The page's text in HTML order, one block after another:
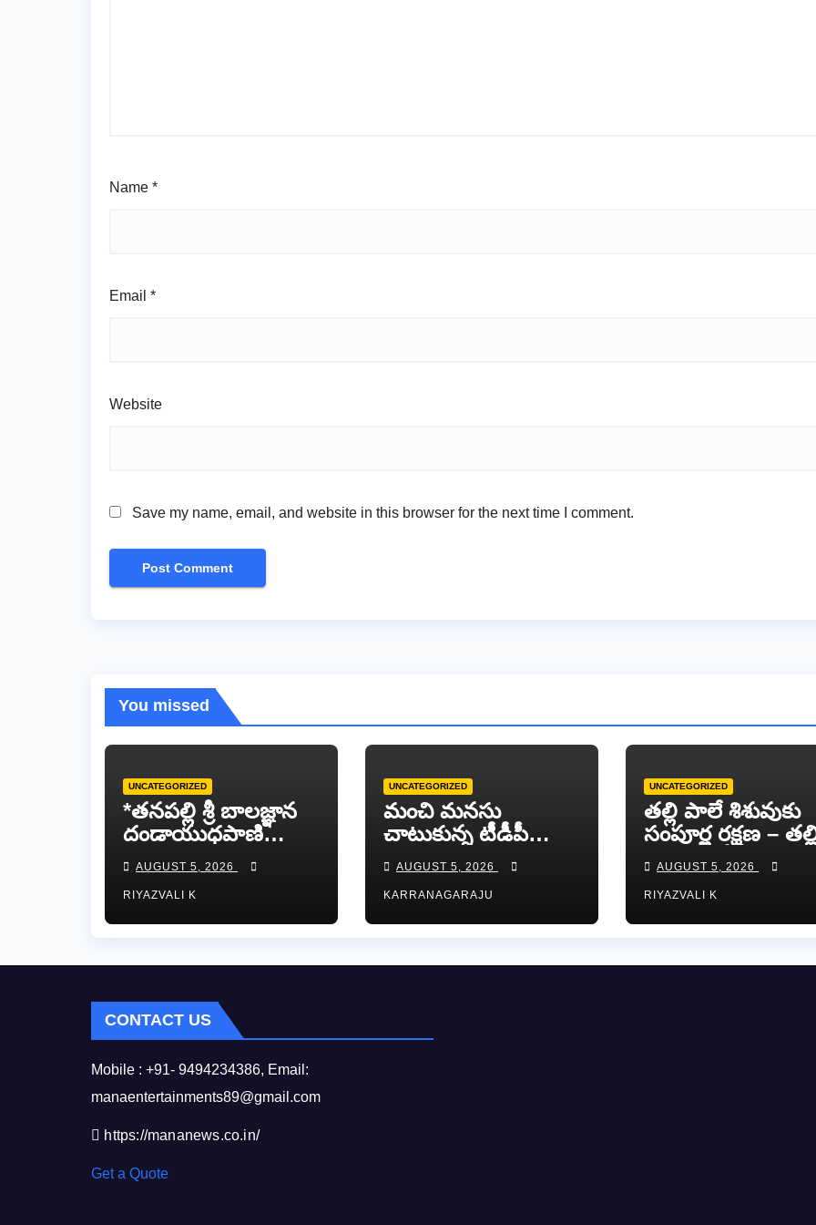
Name *
Email *
Website
Save my name, email, and website in this browser for the next time I comment.
You missed
UNCATEGORIZED
*తనపల్లి శ్రీ బాలజ్ఞాన
దండాయుధపాణి
స్వామివారికి
పట్టువస్త్రాలు
సమర్పించిన తుడా
ఛైర్మన్ డాక్టర్ డాలర్స్
AUGUST 5, 2026
RIYAZVALI K
UNCATEGORIZED
మంచి మనసు
చాటుకున్న టీడీపీ
యువ నాయకుడు
గోధా సుందర్ రెడ్డి.
AUGUST 5, 2026
KARRANAGARAJU
UNCATEGORIZED
తల్లి పాలే శిశువుకు
సంపూర్ణ రక్షణ –
పాల వారోత్సవాల
సందర్భంగా
ర్యాలీ…
AUGUST 5, 2026
RIYAZVALI K
CONTACT US
Mobile : +91- 9494234386, Email:
manaentertainments89@gmail.com
https://mananews.co.in/
Get a Quote